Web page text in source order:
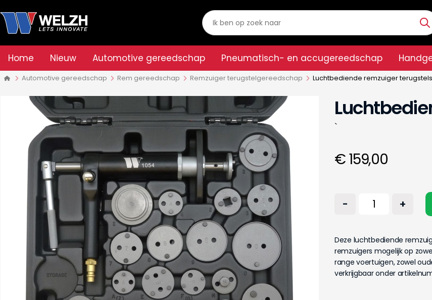
Home Nieuw Automotive gereedschap Pneumatisch- en accugereedschap
Automotive gereedschap Rem gereedschap Remzuiger terugstelgereedschap Luchtbediende remzuiger
`
€ 159,00
- +
Deze luchtbediende
remzuigers mogelijk op
range voertuigen, zowel
verkrijgbaar onder